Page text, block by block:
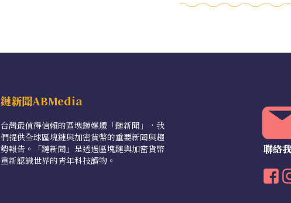
鏈新聞ABMedia
台灣最值得信賴的區塊鏈媒體「鏈新聞」，我
們提供全球區塊鏈與加密貨幣的重要新聞與趨
勢報告。「鏈新聞」是透過區塊鏈與加密貨幣
重新認識世界的青年科技讀物。
聯絡